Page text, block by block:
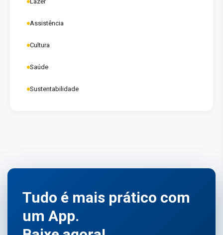
Assistência
Cultura
Saúde
Sustentabilidade
Tudo é mais prático com
um App.